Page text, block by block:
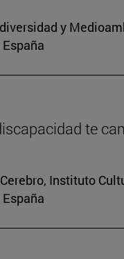
y
te
Instituto